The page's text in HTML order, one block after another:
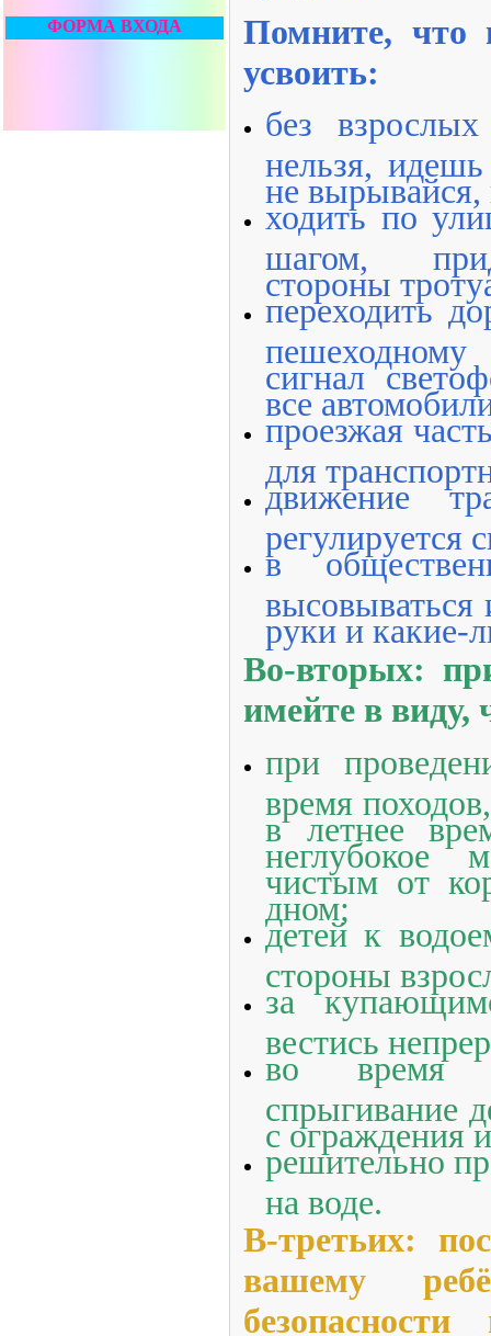
ФОРМА ВХОДА
Помните, что
усвоить:
без
нельзя,
не вырывайся,
ходить по
шагом,
стороны
переходить
пешеходному
сигнал
все
проезжая
для
движение
регулируется
в
высовываться
руки и какие-
Во-вторых:
имейте в виду,
при
время
в летнее
чистым от
дном;
детей к
стороны
за
вестись
во время
спрыгивание
с ограждения
решительно
на воде.
В-третьих:
вашему